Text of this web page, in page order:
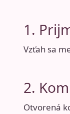
1.
Vzťah sa
2.
Otvorená